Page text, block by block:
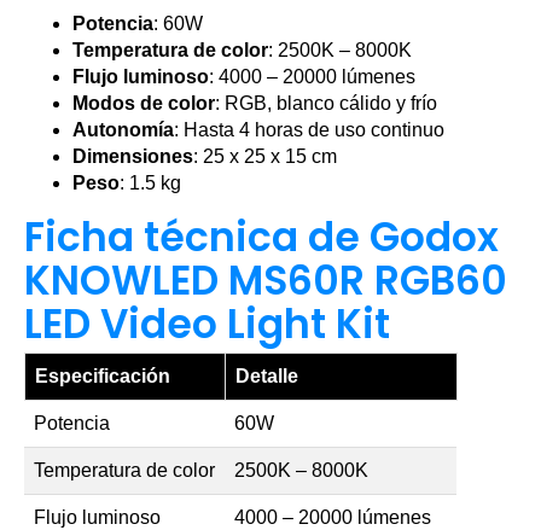
Potencia: 60W
Temperatura de color: 2500K – 8000K
Flujo luminoso: 4000 – 20000 lúmenes
Modos de color: RGB, blanco cálido y frío
Autonomía: Hasta 4 horas de uso continuo
Dimensiones: 25 x 25 x 15 cm
Peso: 1.5 kg
Ficha técnica de Godox
KNOWLED MS60R RGB60
LED Video Light Kit
Especificación Detalle
Potencia 60W
Temperatura de color 2500K – 8000K
Flujo luminoso 4000 – 20000 lúmenes